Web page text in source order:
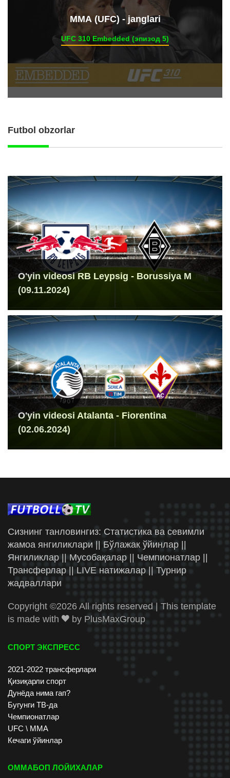
ММА (UFC) - janglari
UFC 310 Embedded (эпизод 5)
Futbol obzorlar
O'yin videosi RB Leypsig - Borussiya M
(09.11.2024)
O'yin videosi Atalanta - Fiorentina
(02.06.2024)
Сизнинг танловингиз: Статистика ва севимли
жамоа янгиликлари || Бўлажак ўйинлар ||
Янгиликлар || Мусобақалар || Чемпионатлар ||
Трансферлар || LIVE натижалар || Турнир
жадваллари
Copyright ©2026 All rights reserved | This template
is made with
by PlusMaxGroup
СПОРТ ЭКСПРЕСС
2021-2022 трансферлари
Қизиқарли спорт
Дунёда нима гап?
Бугунги ТВ-да
Чемпионатлар
UFC \ ММА
Кечаги ўйинлар
ОММАБОП ЛОЙИХАЛАР